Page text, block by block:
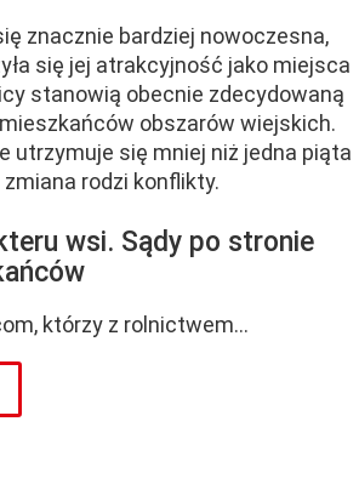
znacznie bardziej nowoczesna,
się jej atrakcyjność jako miejsca
stanowią obecnie zdecydowaną
obszarów wiejskich.
utrzymuje się mniej niż jedna piąta
rodzi konflikty.
wsi. Sądy po stronie
którzy z rolnictwem...